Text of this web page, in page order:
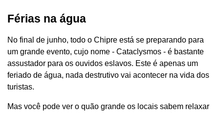
Férias na água
No final de junho, todo o Chipre está se preparando para
um grande evento, cujo nome - Cataclysmos - é bastante
assustador para os ouvidos eslavos. Este é apenas um
feriado de água, nada destrutivo vai acontecer na vida dos
turistas.
Mas você pode ver o quão grande os locais sabem relaxar